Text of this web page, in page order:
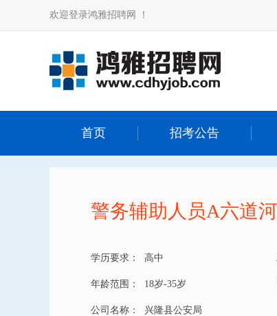
欢迎登录鸿雅招聘网 ！
首页 招考公告
警务辅助人员A六道
学历要求： 高中
年龄范围： 18岁-35岁
公司名称： 兴隆县公安局